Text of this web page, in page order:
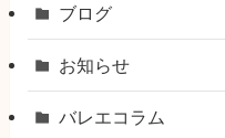
ブログ
お知らせ
バレエコラム